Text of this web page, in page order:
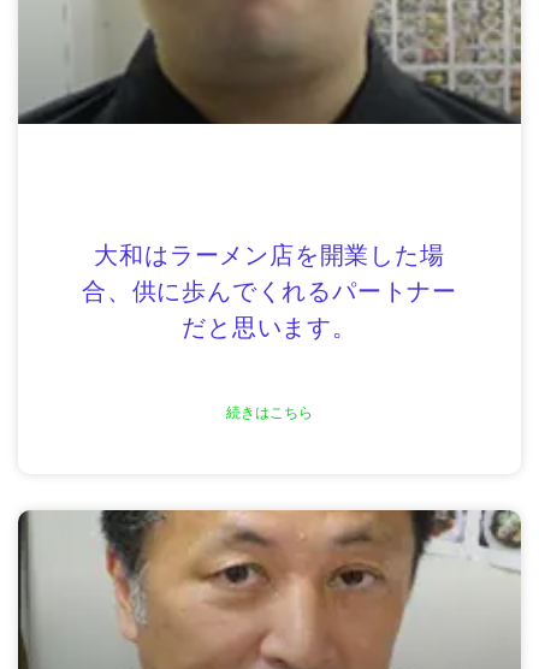
大和はラーメン店を開業した場
合、供に歩んでくれるパートナー
だと思います。
続きはこちら